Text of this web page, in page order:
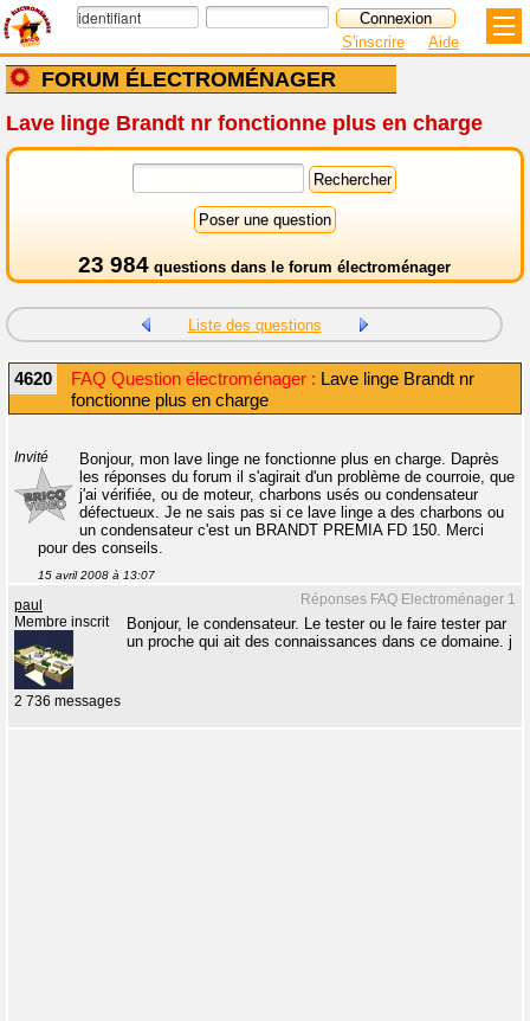
FORUM ÉLECTROMÉNAGER
S'inscrire Aide
Lave linge Brandt nr fonctionne plus en charge
23 984 questions dans le forum électroménager
Liste des questions
4620 FAQ Question électroménager : Lave linge Brandt nr
fonctionne plus en charge
Invité
Bonjour, mon lave linge ne fonctionne plus en charge. Daprès
les réponses du forum il s'agirait d'un problème de courroie, que
j'ai vérifiée, ou de moteur, charbons usés ou condensateur
défectueux. Je ne sais pas si ce lave linge a des charbons ou
un condensateur c'est un BRANDT PREMIA FD 150. Merci
pour des conseils.
15 avril 2008 à 13:07
Réponses FAQ Electroménager 1
paul
Membre inscrit
2 736 messages
Bonjour, le condensateur. Le tester ou le faire tester par
un proche qui ait des connaissances dans ce domaine. j